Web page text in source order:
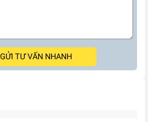
GỬI TƯ VẤN NHANH